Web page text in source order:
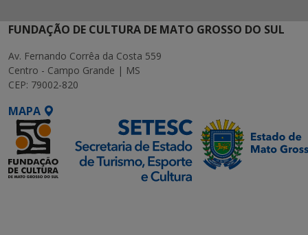
FUNDAÇÃO DE CULTURA DE MATO GROSSO DO SUL
Av. Fernando Corrêa da Costa 559
Centro - Campo Grande | MS
CEP: 79002-820
MAPA